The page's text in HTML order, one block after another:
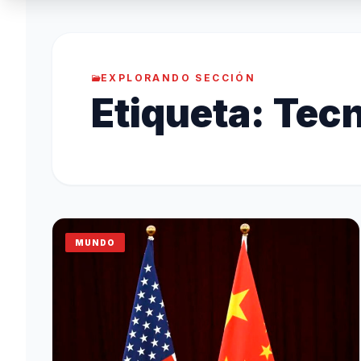
EXPLORANDO SECCIÓN
Etiqueta:
MUNDO